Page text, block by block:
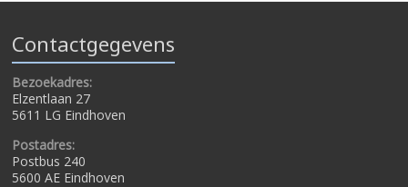
Contactgegevens
Bezoekadres:
Elzentlaan 27
5611 LG Eindhoven
Postadres:
Postbus 240
5600 AE Eindhoven